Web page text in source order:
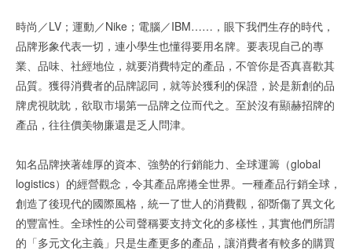
時尚／LV；運動／Nike；電腦／IBM……，眼下我們生存的時代，
品牌形象代表一切，連小學生也懂得要用名牌。要表現自己的專
業、品味、社經地位，就要消費特定的產品，不管你是否真喜歡其
品質。獲得消費者的品牌認同，就等於獲利的保證，於是新創的品
牌虎視眈眈，欲取市場第一品牌之位而代之。至於沒有顯赫招牌的
產品，往往價美物廉還是乏人問津。
知名品牌挾著雄厚的資本、強勢的行銷能力、全球運籌（global
logistics）的經營觀念，令其產品席捲全世界。一種產品行銷全球，
創造了後現代的國際風格，統一了世人的消費觀，卻斲傷了異文化
的豐富性。全球性的公司聲稱要支持文化的多樣性，其實他們所謂
的「多元文化主義」只是生產更多的產品，讓消費者有較多的購買